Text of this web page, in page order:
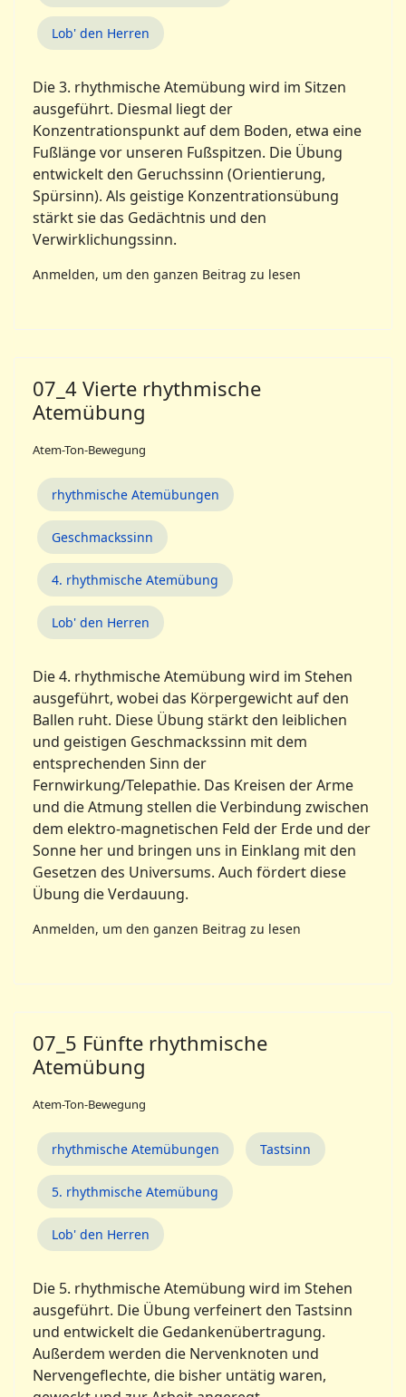
Lob' den Herren
Die 3. rhythmische Atemübung wird im Sitzen
ausgeführt. Diesmal liegt der
Konzentrationspunkt auf dem Boden, etwa eine
Fußlänge vor unseren Fußspitzen. Die Übung
entwickelt den Geruchssinn (Orientierung,
Spürsinn). Als geistige Konzentra­tionsübung
stärkt sie das Gedächtnis und den
Verwirklichungssinn.
Anmelden, um den ganzen Beitrag zu lesen
07_4 Vierte rhythmische
Atemübung
Atem-Ton-Bewegung
rhythmische Atemübungen
Geschmackssinn
4. rhythmische Atemübung
Lob' den Herren
Die 4. rhythmische Atemübung wird im Stehen
ausgeführt, wobei das Körpergewicht auf den
Ballen ruht. Diese Übung stärkt den leiblichen
und geistigen Geschmackssinn mit dem
entsprechenden Sinn der
Fernwirkung/Telepathie. Das Kreisen der Arme
und die Atmung stellen die Verbindung zwischen
dem elektro-magnetischen Feld der Erde und der
Sonne her und bringen uns in Einklang mit den
Gesetzen des Universums. Auch fördert diese
Übung die Verdauung.
Anmelden, um den ganzen Beitrag zu lesen
07_5 Fünfte rhythmische
Atemübung
Atem-Ton-Bewegung
rhythmische Atemübungen Tastsinn
5. rhythmische Atemübung
Lob' den Herren
Die 5. rhythmische Atemübung wird im Stehen
ausgeführt. Die Übung verfeinert den Tastsinn
und entwickelt die Gedankenübertragung.
Außerdem werden die Nervenknoten und
Nervengeflechte, die bisher untätig waren,